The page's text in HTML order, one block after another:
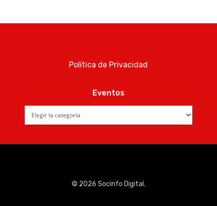
Política de Privacidad
Eventos
© 2026 Socinfo Digital.